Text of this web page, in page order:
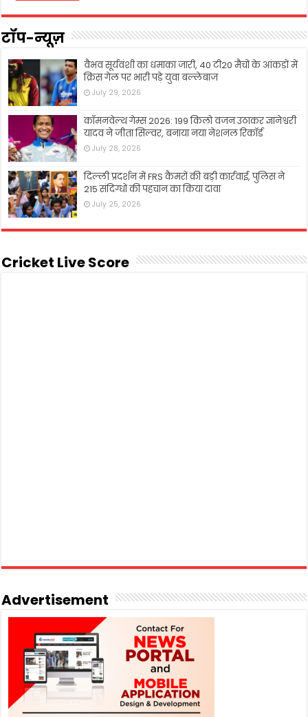
टॉप-न्यूज़
वैभव सूर्यवंशी का धमाका जारी, 40 टी20 मैचों के आंकड़ों में
क्रिस गेल पर भारी पड़े युवा बल्लेबाज
July 29, 2026
कॉमनवेल्थ गेम्स 2026: 199 किलो वजन उठाकर ज्ञानेश्वरी
यादव ने जीता सिल्वर, बनाया नया नेशनल रिकॉर्ड
July 28, 2026
दिल्ली प्रदर्शन में FRS कैमरों की बड़ी कार्रवाई, पुलिस ने
215 संदिग्धों की पहचान का किया दावा
July 25, 2026
Cricket Live Score
Advertisement